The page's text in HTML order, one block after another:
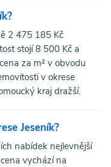
2 475 185 Kč
stojí 8 500 Kč a
za m² v obvodu
v okrese
kraj dražší.
Jeseník?
nabídek nejlevnější
vychází na